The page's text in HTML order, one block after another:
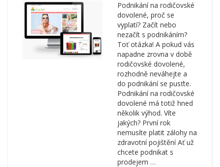
Podnikání na rodičovské
dovolené, proč se
vyplatí? Začít nebo
nezačít s podnikáním?
Toť otázka! A pokud vás
napadne zrovna v době
rodičovské dovolené,
rozhodně neváhejte a
do podnikání se pusťte.
Podnikání na rodičovské
dovolené má totiž hned
několik výhod. Víte
jakých? První rok
nemusíte platit zálohy na
zdravotní pojištění Ať už
chcete podnikat s
prodejem …